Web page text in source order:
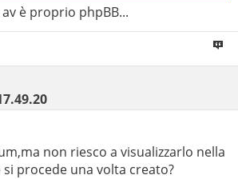
è proprio phpBB...
non riesco a visualizzarlo nella
si procede una volta creato?